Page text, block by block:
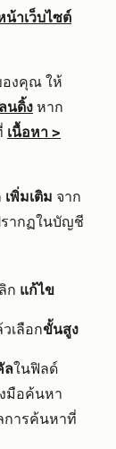
น้าเว็บไซต์
องคุณ ให้
นดิ้ง หาก
เนื้อหา >
เพิ่มเติม จาก
ากฏในบัญชี
ก แก้ไข
เลือกขั้นสูง
ลในฟิลด์
มือค้นหา
การค้นหาที่